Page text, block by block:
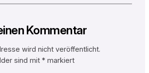
Kommentar
wird nicht veröffentlicht.
sind mit *markiert